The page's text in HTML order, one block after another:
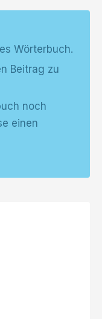
Wörterbuch.
Beitrag zu
noch
einen